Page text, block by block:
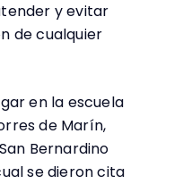
y evitar
de cualquier
en la escuela
de Marín,
Bernardino
se dieron cita